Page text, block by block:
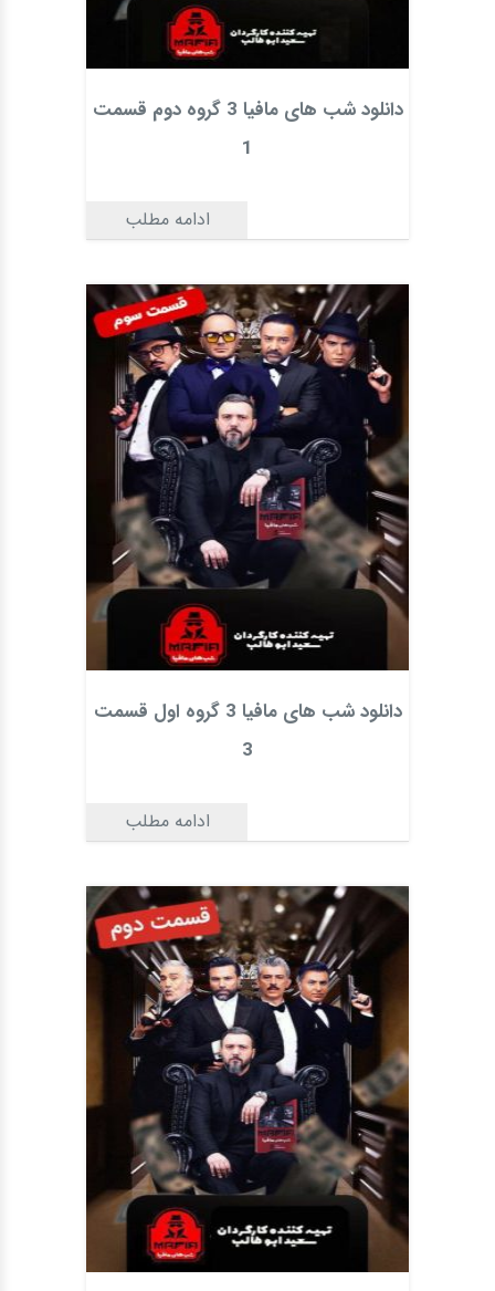
دانلود شب های مافیا 3 گروه دوم قسمت
1
ادامه مطلب
دانلود شب های مافیا 3 گروه اول قسمت
3
ادامه مطلب